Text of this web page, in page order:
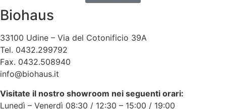
Biohaus
33100 Udine – Via del Cotonificio 39A
Tel. 0432.299792
Fax. 0432.508940
info@biohaus.it
Visitate il nostro showroom nei seguenti orari:
Lunedì – Venerdì 08:30 / 12:30 – 15:00 / 19:00